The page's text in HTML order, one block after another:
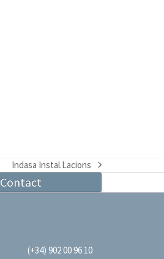
next
post:
Indasa Instal.Lacions
Contact
(+34) 902 00 96 10